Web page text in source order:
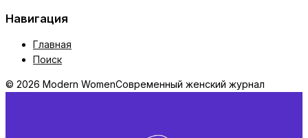
Навигация
Главная
Поиск
© 2026 Modern WomenСовременный женский журнал